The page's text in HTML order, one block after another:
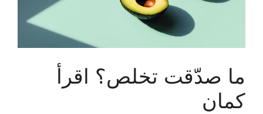
ما صدّقت تخلص؟ اقرأ
كمان